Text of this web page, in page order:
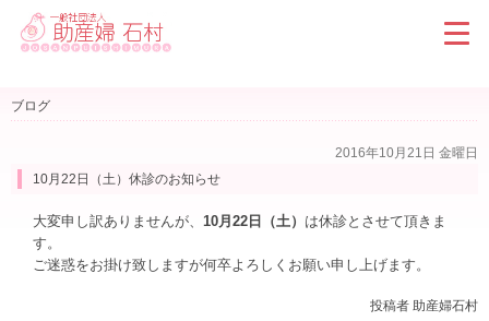
ブログ
2016年10月21日 金曜日
10月22日（土）休診のお知らせ
大変申し訳ありませんが、 10月22日（土） は休診とさせて頂きま
す。
ご迷惑をお掛け致しますが何卒よろしくお願い申し上げます。
投稿者 助産婦石村